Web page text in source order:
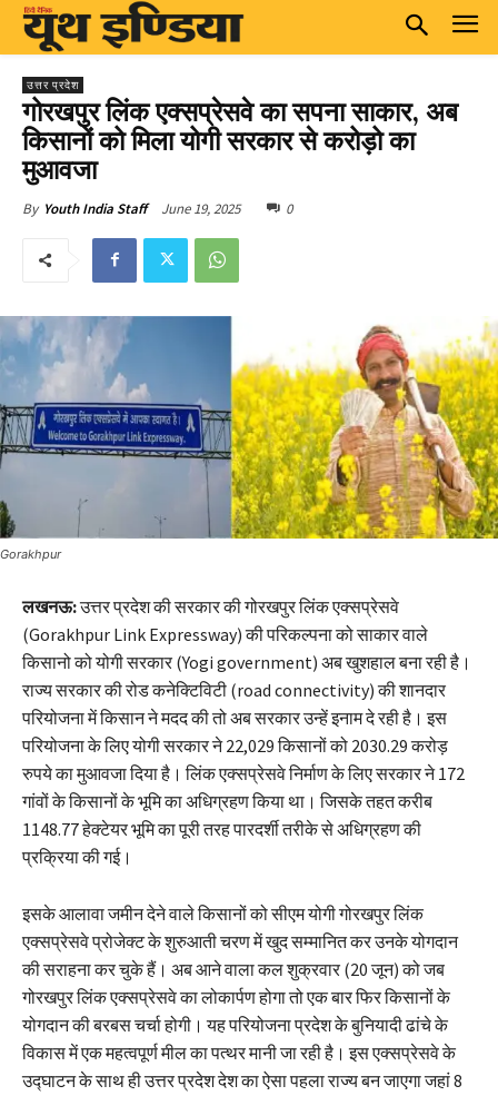
उत्तर प्रदेश
गोरखपुर लिंक एक्सप्रेसवे का सपना साकार, अब
किसानों को मिला योगी सरकार से करोड़ो का
मुआवजा
By Youth India Staff June 19, 2025 0
Gorakhpur
लखनऊ:उत्तर प्रदेश की सरकार की गोरखपुर लिंक एक्सप्रेसवे
(Gorakhpur Link Expressway) की परिकल्पना को साकार वाले
किसानो को योगी सरकार (Yogi government) अब खुशहाल बना रही है।
राज्य सरकार की रोड कनेक्टिविटी (road connectivity) की शानदार
परियोजना में किसान ने मदद की तो अब सरकार उन्हें इनाम दे रही है। इस
परियोजना के लिए योगी सरकार ने 22,029 किसानों को 2030.29 करोड़
रुपये का मुआवजा दिया है। लिंक एक्सप्रेसवे निर्माण के लिए सरकार ने 172
गांवों के किसानों के भूमि का अधिग्रहण किया था। जिसके तहत करीब
1148.77 हेक्टेयर भूमि का पूरी तरह पारदर्शी तरीके से अधिग्रहण की
प्रक्रिया की गई।
इसके आलावा जमीन देने वाले किसानों को सीएम योगी गोरखपुर लिंक
एक्सप्रेसवे प्रोजेक्ट के शुरुआती चरण में खुद सम्मानित कर उनके योगदान
की सराहना कर चुके हैं। अब आने वाला कल शुक्रवार (20 जून) को जब
गोरखपुर लिंक एक्सप्रेसवे का लोकार्पण होगा तो एक बार फिर किसानों के
योगदान की बरबस चर्चा होगी। यह परियोजना प्रदेश के बुनियादी ढांचे के
विकास में एक महत्वपूर्ण मील का पत्थर मानी जा रही है। इस एक्सप्रेसवे के
उद्घाटन के साथ ही उत्तर प्रदेश देश का ऐसा पहला राज्य बन जाएगा जहां 8